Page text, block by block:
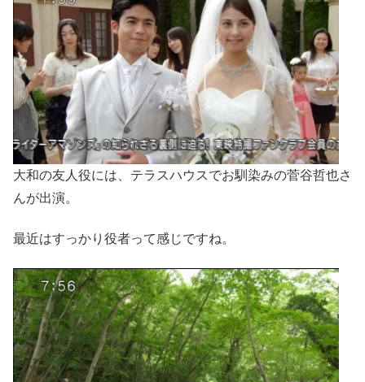
大和の友人役には、テラスハウスでお馴染みの菅谷哲也さ
んが出演。
最近はすっかり役者って感じですね。